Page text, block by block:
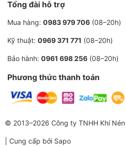
giàu kinh nghiệm.
Hỗ trợ lắp đặt và vận
Dịch vụ bảo hành chính
chu đáo.
Linh kiện thay thế chính
Đầu tư cho hiệu quả sản xuất
không Edwards E2M18! Liên
Tổng đài hỗ trợ
Mua hàng: 0983 979 706 (08–20h)
Kỹ thuật: 0969 371 771 (08–20h)
Bảo hành: 0961 698 256 (08–20h)
Phương thức thanh toán
© 2013–2026 Công ty TNHH Khí Nén
| Cung cấp bởi Sapo